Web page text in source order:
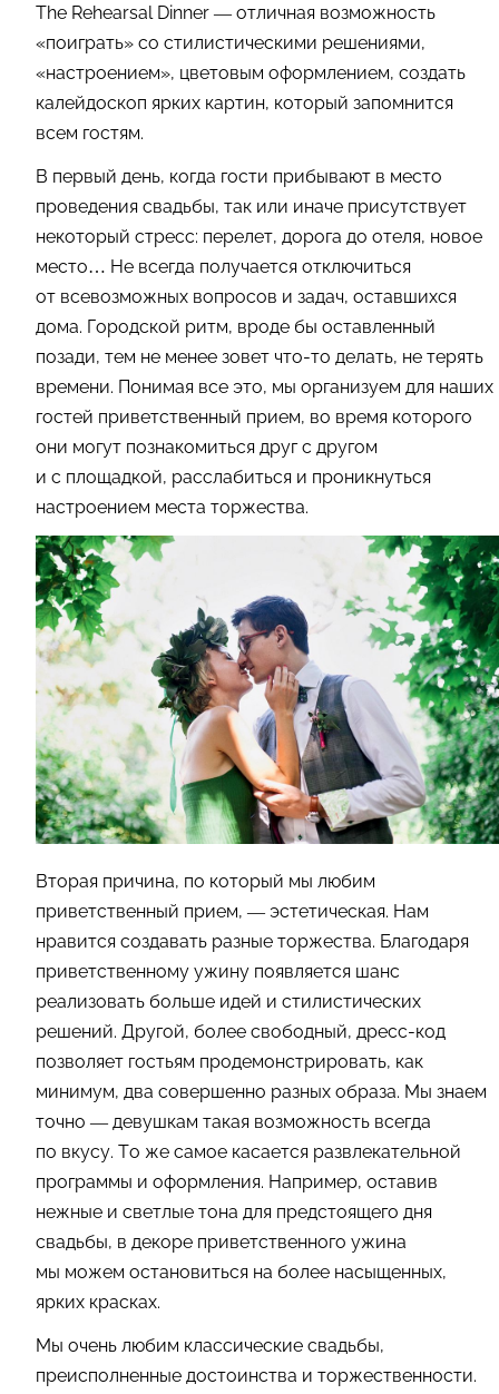
Тhe Rehearsal Dinner — отличная возможность
«поиграть» со стилистическими решениями,
«настроением», цветовым оформлением, создать
калейдоскоп ярких картин, который запомнится
всем гостям.
В первый день, когда гости прибывают в место
проведения свадьбы, так или иначе присутствует
некоторый стресс: перелет, дорога до отеля, новое
место… Не всегда получается отключиться
от всевозможных вопросов и задач, оставшихся
дома. Городской ритм, вроде бы оставленный
позади, тем не менее зовет что-то делать, не терять
времени. Понимая все это, мы организуем для наших
гостей приветственный прием, во время которого
они могут познакомиться друг с другом
и с площадкой, расслабиться и проникнуться
настроением места торжества.
Вторая причина, по который мы любим
приветственный прием, — эстетическая. Нам
нравится создавать разные торжества. Благодаря
приветственному ужину появляется шанс
реализовать больше идей и стилистических
решений. Другой, более свободный, дресс-код
позволяет гостьям продемонстрировать, как
минимум, два совершенно разных образа. Мы знаем
точно — девушкам такая возможность всегда
по вкусу. То же самое касается развлекательной
программы и оформления. Например, оставив
нежные и светлые тона для предстоящего дня
свадьбы, в декоре приветственного ужина
мы можем остановиться на более насыщенных,
ярких красках.
Мы очень любим классические свадьбы,
преисполненные достоинства и торжественности.